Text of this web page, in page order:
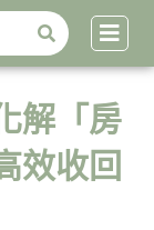
搜
尋
解「房
效收回